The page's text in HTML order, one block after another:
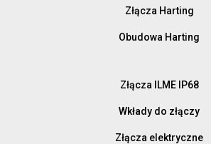
Złącza Harting
Obudowa Harting
Złącza ILME IP68
Wkłady do złączy
Złącza elektryczne